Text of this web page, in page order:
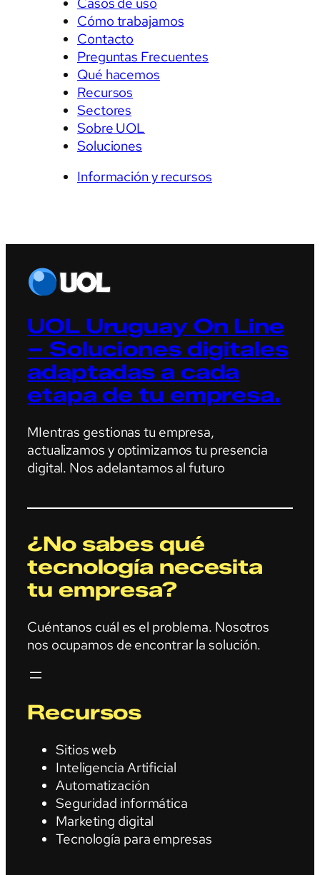
Cómo trabajamos
Contacto
Preguntas Frecuentes
Qué hacemos
Recursos
Sectores
Sobre UOL
Soluciones
Información y recursos
UOL Uruguay On Line
– Soluciones digitales
adaptadas a cada
etapa de tu empresa.
MIentras gestionas tu empresa,
actualizamos y optimizamos tu presencia
digital. Nos adelantamos al futuro
¿No sabes qué
tecnología necesita
tu empresa?
Cuéntanos cuál es el problema. Nosotros
nos ocupamos de encontrar la solución.
Recursos
Sitios web
Inteligencia Artificial
Automatización
Seguridad informática
Marketing digital
Tecnología para empresas